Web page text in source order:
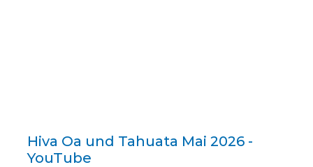
Hiva Oa und Tahuata Mai 2026 -
YouTube